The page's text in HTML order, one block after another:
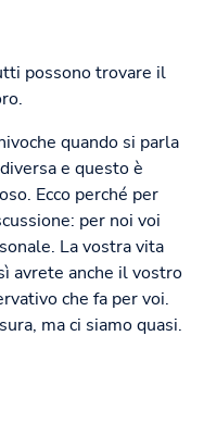
possono trovare il
quando si parla
e questo è
Ecco perché per
per noi voi
La vostra vita
avrete anche il vostro
che fa per voi.
ma ci siamo quasi.